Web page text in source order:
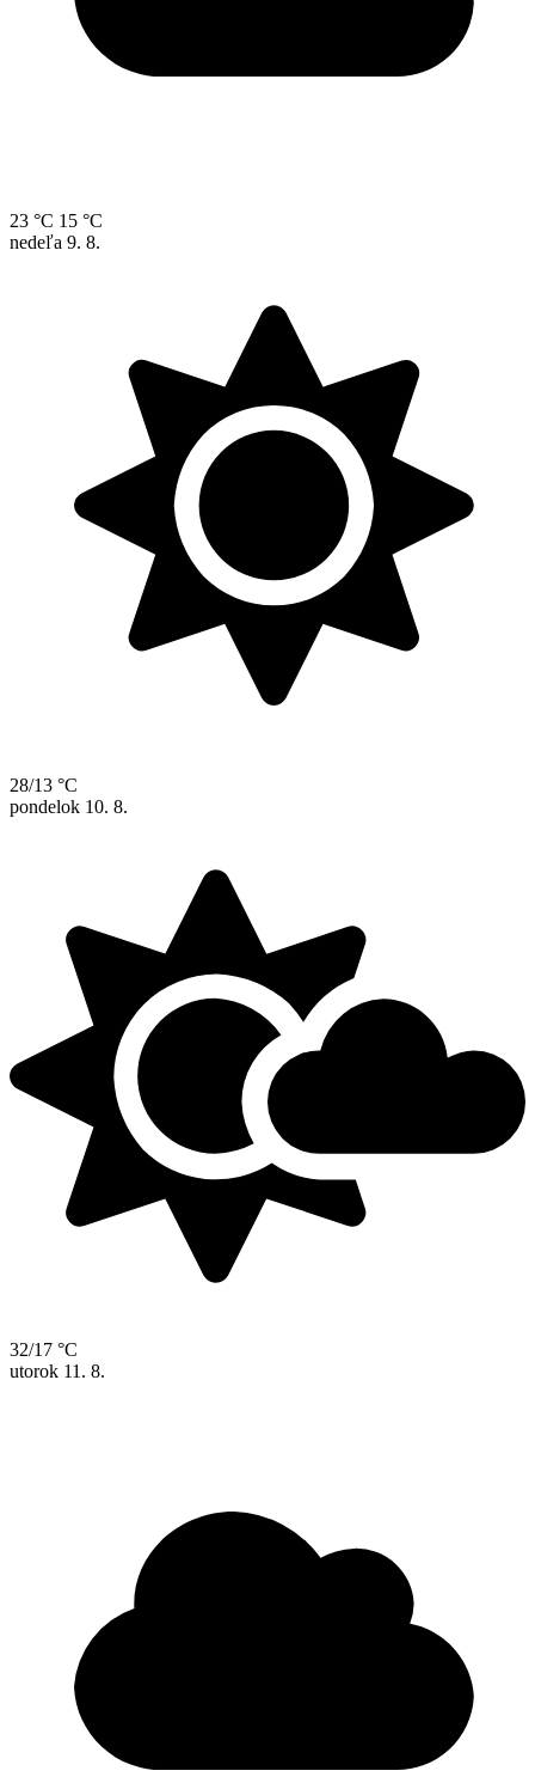
23 °C 15 °C
nedeľa 9. 8.
28/13 °C
pondelok 10. 8.
32/17 °C
utorok 11. 8.